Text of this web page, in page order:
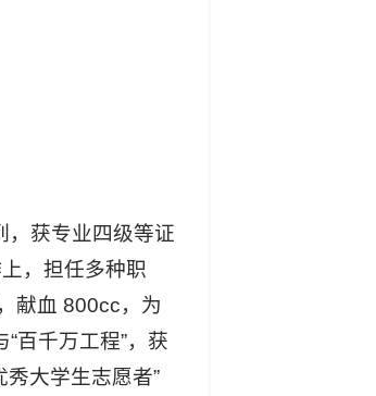
，获专业四级等证
，担任多种职
献血 800cc，为
百千万工程”，获
秀大学生志愿者”